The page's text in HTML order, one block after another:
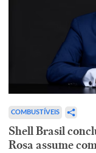
COMBUSTÍVEIS
Shell Brasil
Rosa assume